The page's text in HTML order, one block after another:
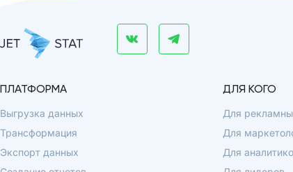
ПЛАТФОРМА
Выгрузка данных
Трансформация
Экспорт данных
ДЛЯ КОГО
Для
Для
Для